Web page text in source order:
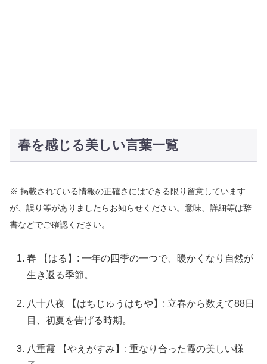
春を感じる美しい言葉一覧
※ 掲載されている情報の正確さにはできる限り留意しています
が、誤り等がありましたらお知らせください。意味、詳細等は辞
書などでご確認ください。
春 【はる】: 一年の四季の一つで、暖かくなり自然が
生き返る季節。
八十八夜 【はちじゅうはちや】: 立春から数えて88日
目、初夏を告げる時期。
八重霞 【やえがすみ】: 重なり合った霞の美しい様